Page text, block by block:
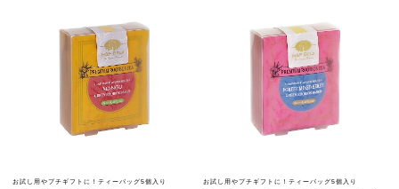
お試し用やプチギフトに！ティーバッグ5個入り お試し用やプチギフトに！ティーバッグ5個入り